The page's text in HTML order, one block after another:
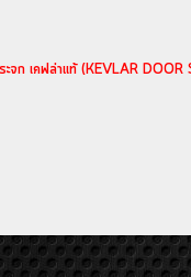
ะจก เคฟล่าแท้ (KEVLAR